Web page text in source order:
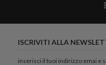
ISCRIVITI ALLA
inserisci il tuoi indirizzo emai e